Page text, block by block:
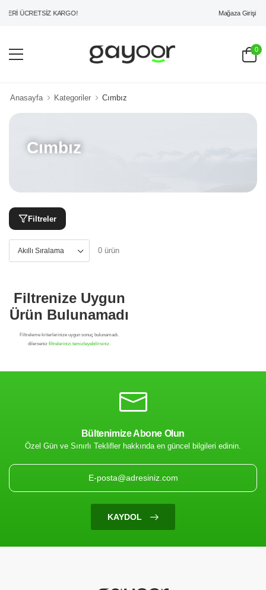
ÜCRETSİZ KARGO! Mağaza Girişi
0
Anasayfa Kategoriler Cımbız
Cımbız
Filtreler
0 ürün
Filtrenize Uygun
Ürün Bulunamadı
Bültenimize Abone Olun
Özel Gün ve Sınırlı Teklifler hakkında en güncel bilgileri edinin.
KAYDOL